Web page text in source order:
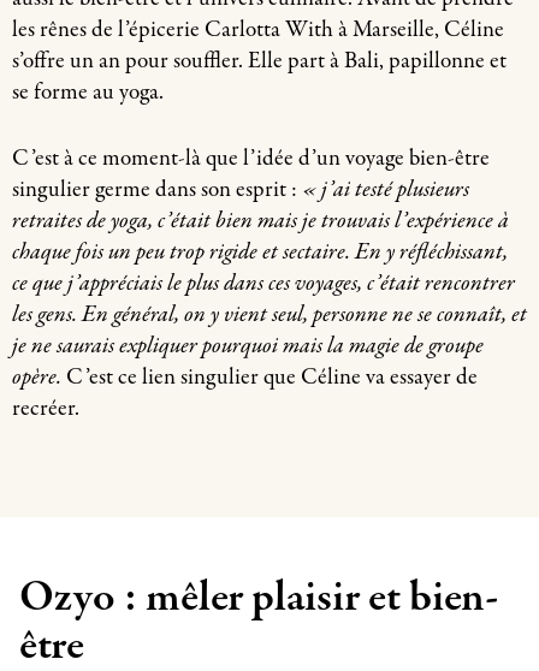
les rênes de l’épicerie Carlotta With à Marseille, Céline
s’offre un an pour souffler. Elle part à Bali, papillonne et
se forme au yoga.
C’est à ce moment-là que l’idée d’un voyage bien-être
singulier germe dans son esprit : « j’ai testé plusieurs
retraites de yoga, c’était bien mais je trouvais l’expérience à
chaque fois un peu trop rigide et sectaire. En y réfléchissant,
ce que j’appréciais le plus dans ces voyages, c’était rencontrer
les gens. En général, on y vient seul, personne ne se connaît, et
je ne saurais expliquer pourquoi mais la magie de groupe
opère. C’est ce lien singulier que Céline va essayer de
recréer.
Ozyo : mêler plaisir et bien-
être